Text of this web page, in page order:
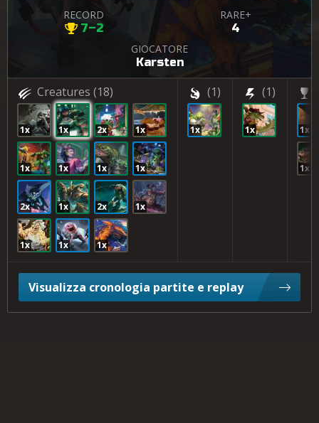
RECORD
7–2
RARE+
4
GIOCATORE
Karsten
Creatures (18)
1x 1x 2x 1x
1x 1x 1x 1x
2x 1x 2x 1x
1x 1x 1x
(1)
1x
(1)
1x 1x
1x
Visualizza cronologia partite e replay